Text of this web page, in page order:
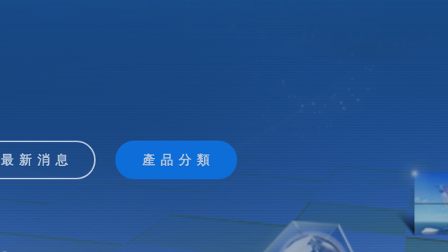
最 新 消 息 產 品 分 類